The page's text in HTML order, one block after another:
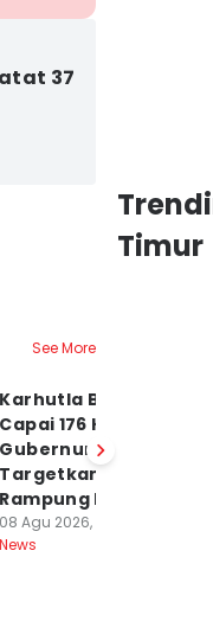
37
See More
Karhutla Bromo
Capai 176 Ha,
Gubernur
Targetkan
Rampung Hari ini
08 Agu 2026, 10:07 WIB
News
Timur